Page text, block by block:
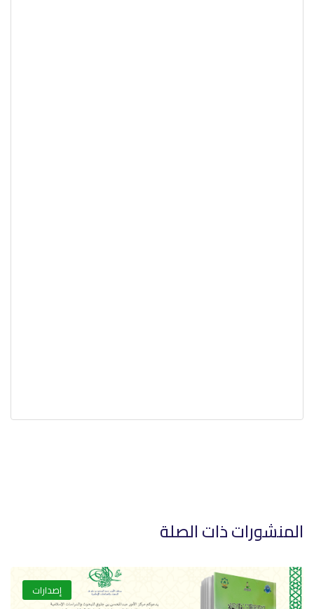
المنشورات ذات الصلة
إصدارات